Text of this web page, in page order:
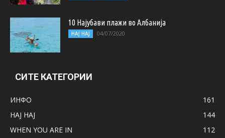
10 Најубави плажи во Албанија
НАЈ НАЈ 04/07/2020
СИТЕ КАТЕГОРИИ
ИНФО
161
НАЈ НАЈ
144
WHEN YOU ARE IN
112